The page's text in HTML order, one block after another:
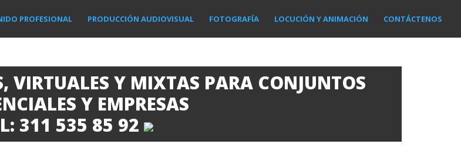
PROFESIONAL PRODUCCIÓN AUDIOVISUAL FOTOGRAFÍA LOCUCIÓN Y ANIMACIÓN CONTÁCTENOS
VIRTUALES Y MIXTAS PARA CONJUNTOS
Y EMPRESAS
311 535 85 92